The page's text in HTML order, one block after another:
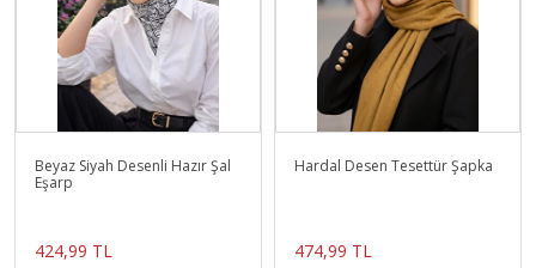
Beyaz Siyah Desenli Hazır Şal
Eşarp
424,99 TL
Hardal Desen Tesettür Şapka
474,99 TL